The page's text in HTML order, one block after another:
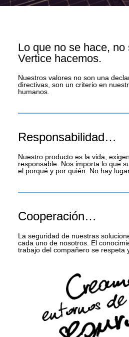
Lo que no se hace, no
Vertice hacemos.
Nuestros valores no son una
directivas, son un criterio en
humanos.
Responsabilidad…
Nuestro producto es la vida,
responsable. Nos importa lo que
el porqué y por quién. No hay
Cooperación…
La seguridad de nuestras
cada uno de nosotros. El
trabajo del compañero se respeta